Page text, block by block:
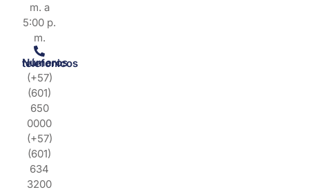
m. a
5:00 p.
m.
Números telefonicos
(+57)
(601)
650
0000
(+57)
(601)
634
3200